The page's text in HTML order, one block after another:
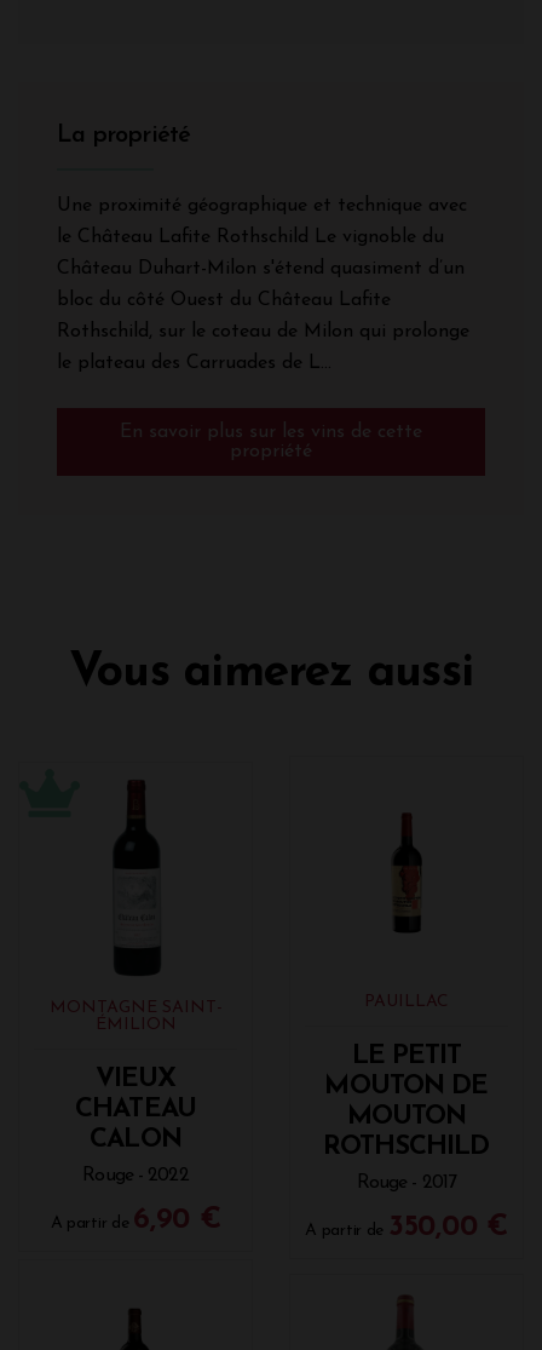
La propriété
Une proximité géographique et technique avec
le Château Lafite Rothschild Le vignoble du
Château Duhart-Milon s'étend quasiment d’un
bloc du côté Ouest du Château Lafite
Rothschild, sur le coteau de Milon qui prolonge
le plateau des Carruades de L...
En savoir plus sur les vins de cette
propriété
Vous aimerez aussi
MONTAGNE SAINT-
ÉMILION
VIEUX
CHATEAU
CALON
Rouge - 2022
A partir de 6,90 €
PAUILLAC
LE PETIT
MOUTON DE
MOUTON
ROTHSCHILD
Rouge - 2017
A partir de 350,00 €